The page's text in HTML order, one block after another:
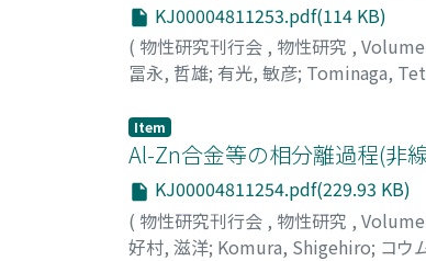
KJ00004811253.pdf(114 KB)
( 物性研究刊行会 , 物性研究 ,
冨永, 哲雄; 有光, 敏彦; Tominaga,
Item
Al-Zn合金等の相分離過程(非
KJ00004811254.pdf(229.93 KB)
( 物性研究刊行会 , 物性研究 ,
好村, 滋洋; Komura, Shigehiro; コウ